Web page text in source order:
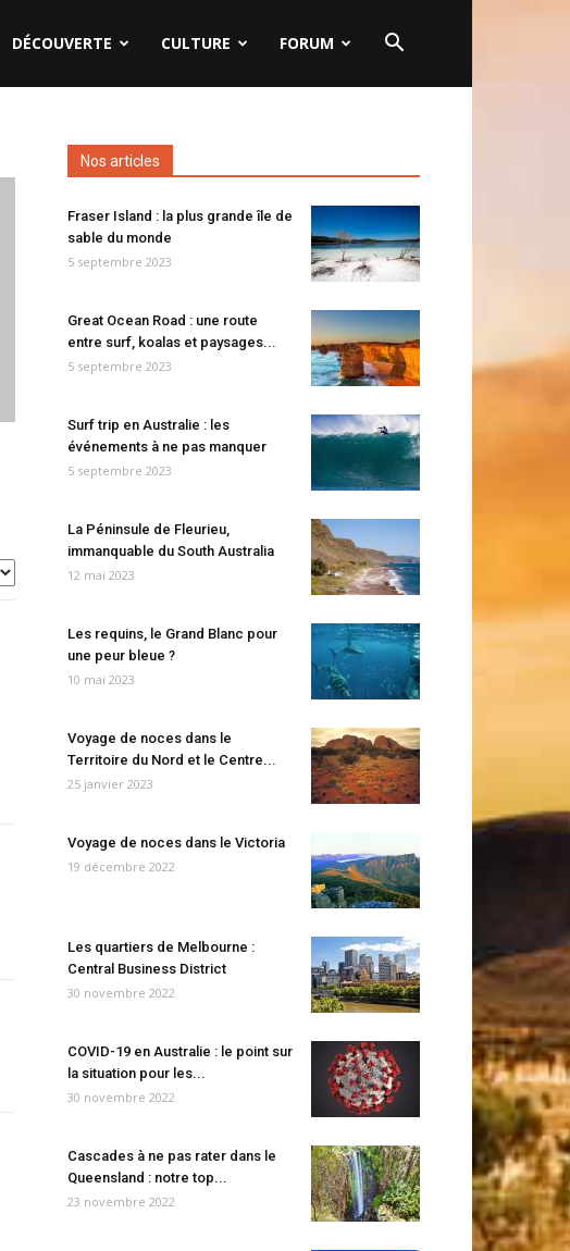
DÉCOUVERTE CULTURE FORUM
Nos articles
Fraser Island : la plus grande île de
sable du monde
5 septembre 2023
Great Ocean Road : une route
entre surf, koalas et paysages...
5 septembre 2023
Surf trip en Australie : les
événements à ne pas manquer
5 septembre 2023
La Péninsule de Fleurieu,
immanquable du South Australia
12 mai 2023
Les requins, le Grand Blanc pour
une peur bleue ?
10 mai 2023
Voyage de noces dans le
Territoire du Nord et le Centre...
25 janvier 2023
Voyage de noces dans le Victoria
19 décembre 2022
Les quartiers de Melbourne :
Central Business District
30 novembre 2022
COVID-19 en Australie : le point sur
la situation pour les...
30 novembre 2022
Cascades à ne pas rater dans le
Queensland : notre top...
23 novembre 2022